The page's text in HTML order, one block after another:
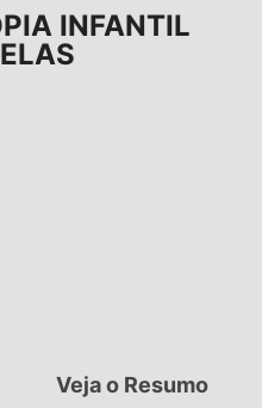
INFANTIL
Veja o Resumo